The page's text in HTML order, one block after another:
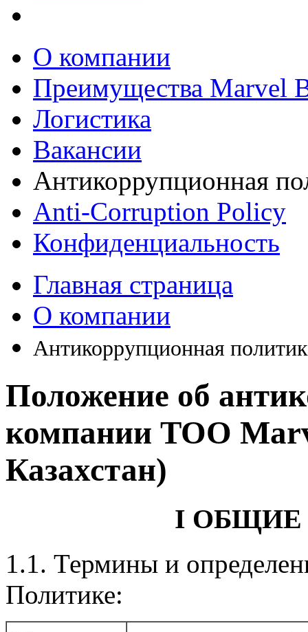
О компании
Преимущества Marvel
Логистика
Вакансии
Антикоррупционная
Anti-Corruption Policy
Конфиденциальность
Главная страница
О компании
Антикоррупционная
Положение об
компании ТОО
Казахстан)
I
1.1. Термины и
Политике: